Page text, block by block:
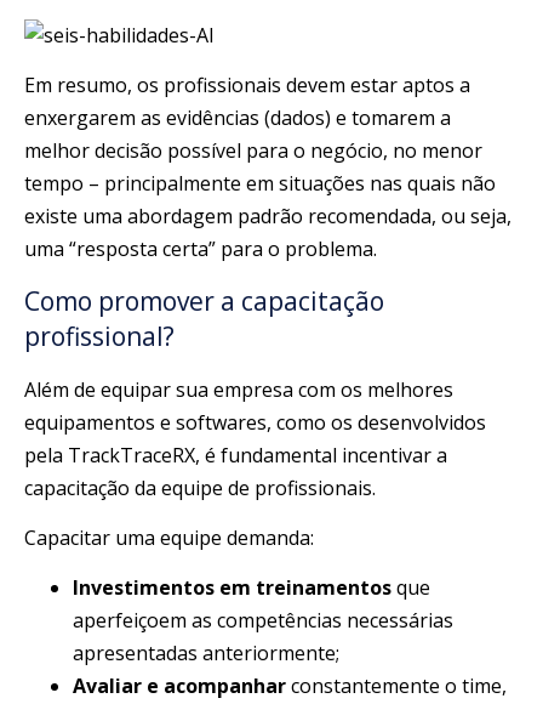
Em resumo, os profissionais devem estar aptos a
enxergarem as evidências (dados) e tomarem a
melhor decisão possível para o negócio, no menor
tempo – principalmente em situações nas quais não
existe uma abordagem padrão recomendada, ou seja,
uma “resposta certa” para o problema.
Como promover a capacitação
profissional?
Além de equipar sua empresa com os melhores
equipamentos e softwares, como os desenvolvidos
pela TrackTraceRX, é fundamental incentivar a
capacitação da equipe de profissionais.
Capacitar uma equipe demanda:
Investimentos em treinamentosque
aperfeiçoem as competências necessárias
apresentadas anteriormente;
Avaliar e acompanharconstantemente o time,